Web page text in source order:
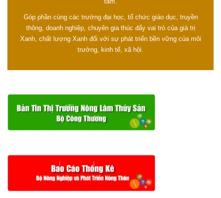
Góp phần cùng các trường đại học, tổ chức giáo dục, truyền
thông, doanh nghiệp, chuyên gia thúc đẩy vai trò của giá trị
Xanh, chất lượng Xanh đối với sự phát triển bền vững của môi
trường, kinh tế, xã hội.